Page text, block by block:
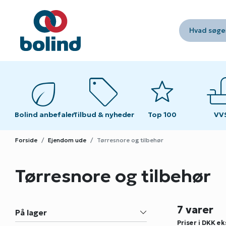
Hvad søger
eco
Bolind anbefaler sell
Tilbud & nyheder star
Top 100
Forside Ejendom ude Tørresnore og tilbehør
Tørresnore og tilbehør
På lager 7 varer
Priser i DKK